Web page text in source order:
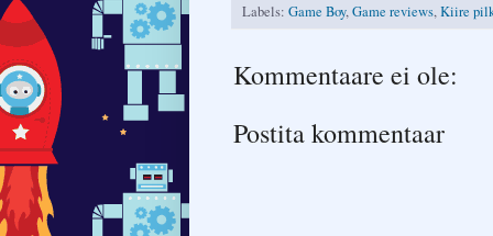
Labels: Game Boy,Game reviews,Kiire
Kommentaare ei ole:
Postita kommentaar